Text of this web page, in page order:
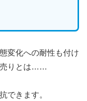
変化への耐性も付け
売りとは……
できます。